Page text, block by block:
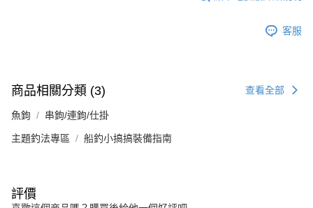
客服
商品相關分類 (3) 查看全部
魚鉤 串鉤/連鉤/仕掛
主題釣法專區 船釣小搞搞裝備指南
評價